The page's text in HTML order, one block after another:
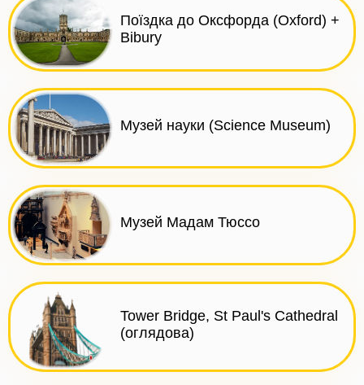
Поїздка до Оксфорда (Oxford) +
Bibury
Музей науки (Science Museum)
Музей Мадам Тюссо
Tower Bridge, St Paul's Cathedral
(оглядова)